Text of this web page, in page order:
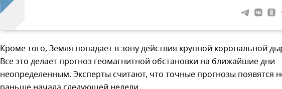
Кроме того, Земля попадает в зону действия крупной корональной
Все это делает прогноз геомагнитной обстановки на ближайшие дни
неопределенным. Эксперты считают, что точные прогнозы появятся